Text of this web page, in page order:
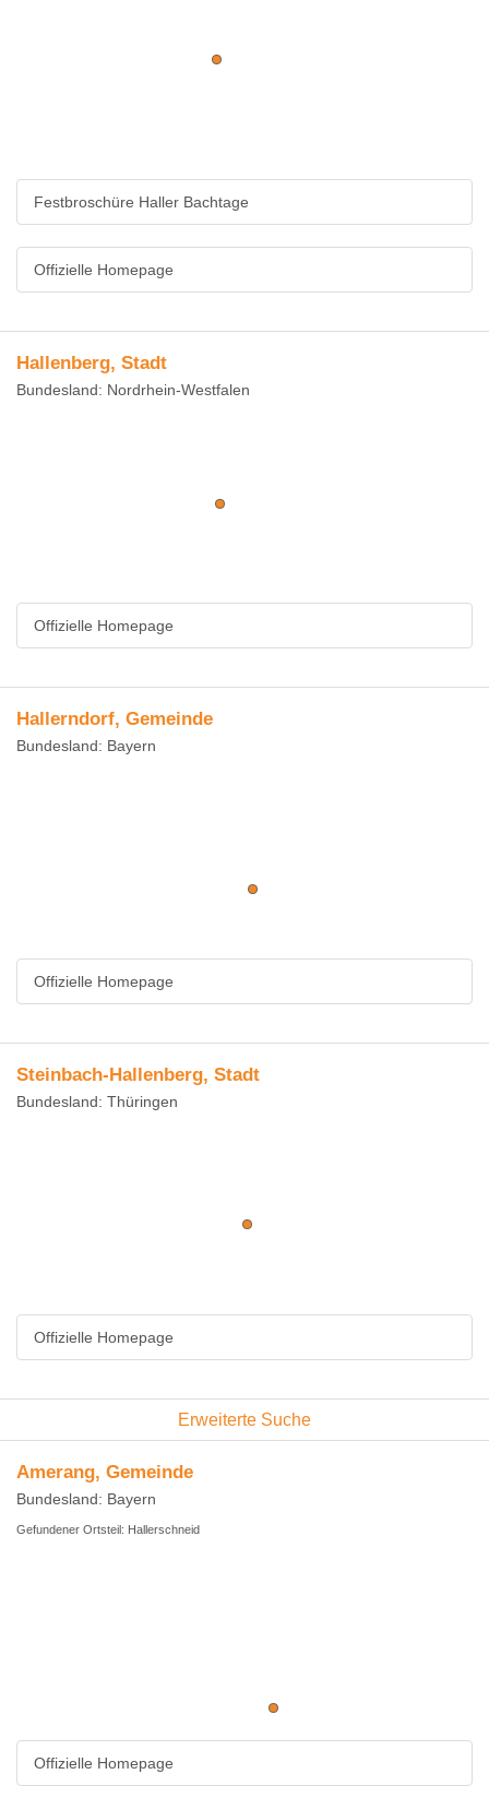
Festbroschüre Haller Bachtage
Offizielle Homepage
Hallenberg, Stadt
Bundesland: Nordrhein-Westfalen
Offizielle Homepage
Hallerndorf, Gemeinde
Bundesland: Bayern
Offizielle Homepage
Steinbach-Hallenberg, Stadt
Bundesland: Thüringen
Offizielle Homepage
Erweiterte Suche
Amerang, Gemeinde
Bundesland: Bayern
Gefundener Ortsteil: Hallerschneid
Offizielle Homepage